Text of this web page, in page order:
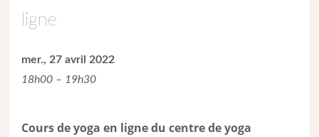
ligne
mer., 27 avril 2022
18h00 – 19h30
Cours de yoga en ligne du centre de yoga